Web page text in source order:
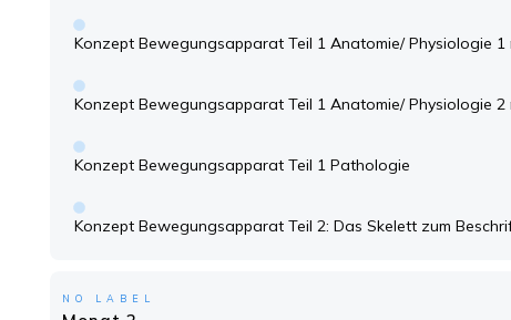
Konzept Bewegungsapparat Teil 1 Anatomie/ Physiologie 1
Konzept Bewegungsapparat Teil 1 Anatomie/ Physiologie 2
Konzept Bewegungsapparat Teil 1 Pathologie
Konzept Bewegungsapparat Teil 2: Das Skelett zum
NO LABEL